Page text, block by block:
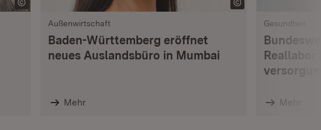
Außenwirtschaft
Baden-Württemberg eröffnet
neues Auslandsbüro in Mumbai
Mehr
Gesundheit
Mehr